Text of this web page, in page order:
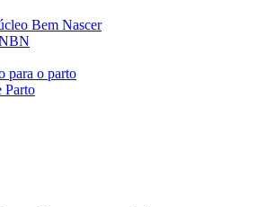
Bem Nascer
para o parto
Parto